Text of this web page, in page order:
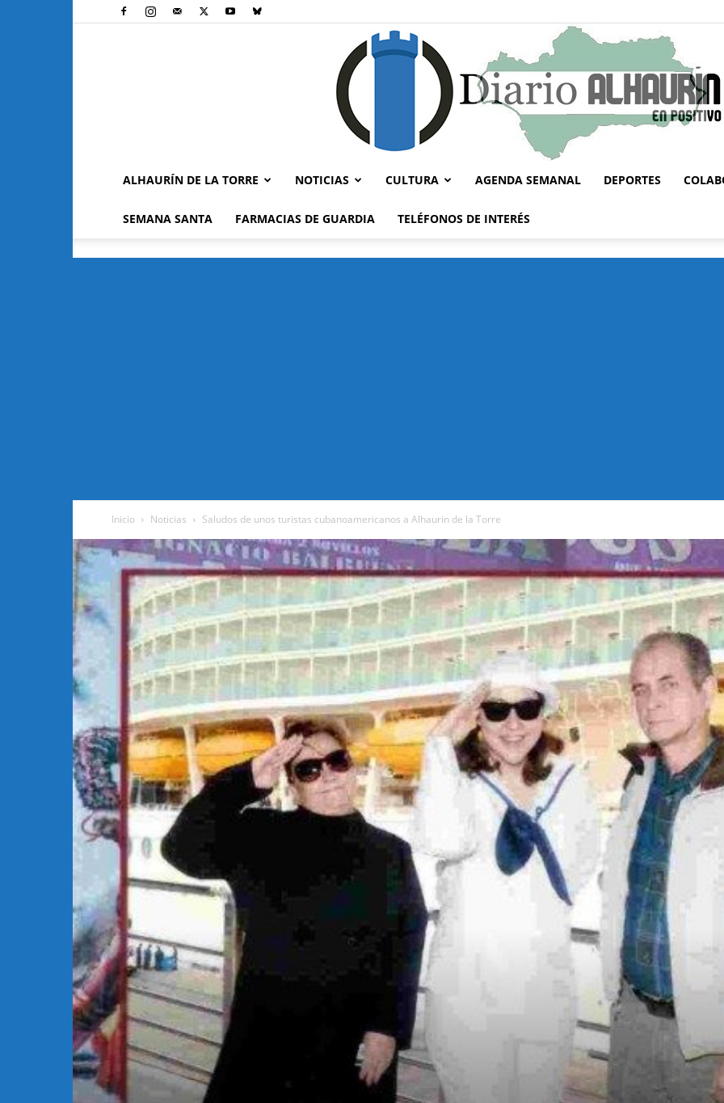
ALHAURÍN DE LA TORRE NOTICIAS CULTURA AGENDA SEMANAL DEPORTES
SEMANA SANTA FARMACIAS DE GUARDIA TELÉFONOS DE INTERÉS
Inicio Noticias Saludos de unos turistas cubanoamericanos a Alhaurin de la Torre